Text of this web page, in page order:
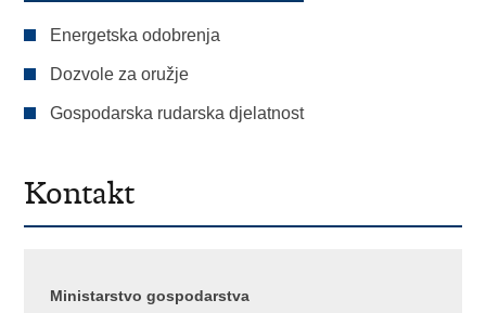
Energetska odobrenja
Dozvole za oružje
Gospodarska rudarska djelatnost
Kontakt
Ministarstvo gospodarstva